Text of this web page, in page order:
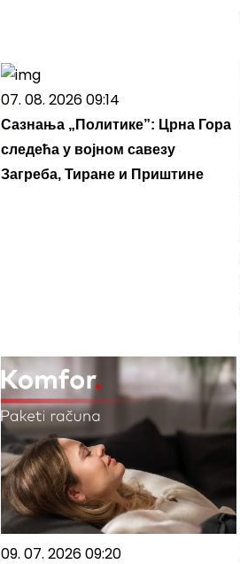
07. 08. 2026 09:14
Сазнања „Политике”: Црна Гора
следећа у војном савезу
Загреба, Тиране и Приштине
09. 07. 2026 09:20